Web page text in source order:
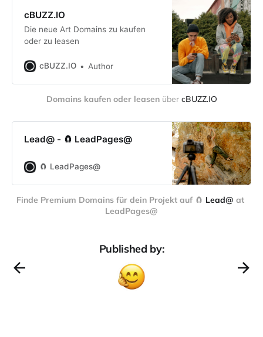
cBUZZ.IO
Die neue Art Domains zu kaufen
oder zu leasen
cBUZZ.IO Author
Domains kaufen oder leasen über cBUZZ.IO
Lead@ - 🧲 LeadPages@
🧲 LeadPages@
Finde Premium Domains für dein Projekt auf 🧲 Lead@ at
LeadPages@
Published by: